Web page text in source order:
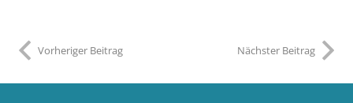
Vorheriger Beitrag Nächster Beitrag